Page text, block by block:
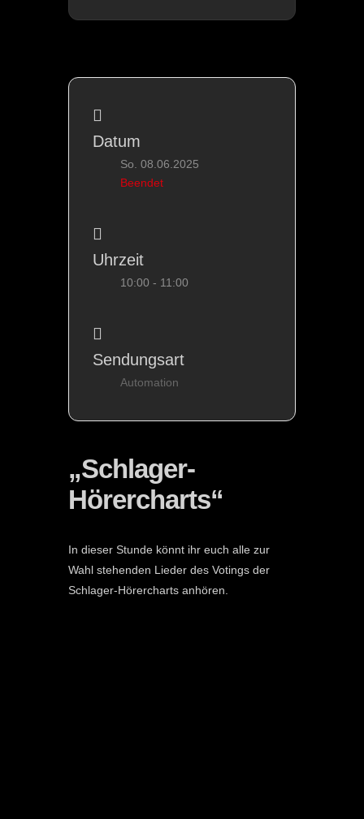
Datum
So. 08.06.2025
Beendet
Uhrzeit
10:00 - 11:00
Sendungsart
Automation
„Schlager-
Hörercharts“
In dieser Stunde könnt ihr euch alle zur
Wahl stehenden Lieder des Votings der
Schlager-Hörercharts anhören.